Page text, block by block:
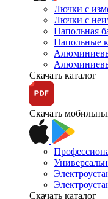
Лючки с
Лючки с
Напольная
Напольные
Скачать каталог
Скачать
Скачать каталог